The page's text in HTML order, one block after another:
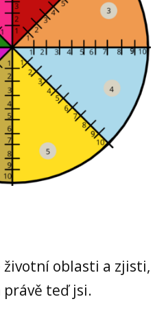
oblasti a zjisti,
právě teď jsi.